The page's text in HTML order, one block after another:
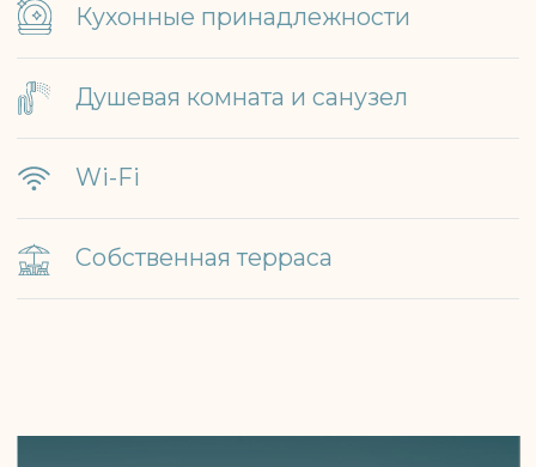
для уюта и отдыха
Полная комплектация — от
техники до текстиля